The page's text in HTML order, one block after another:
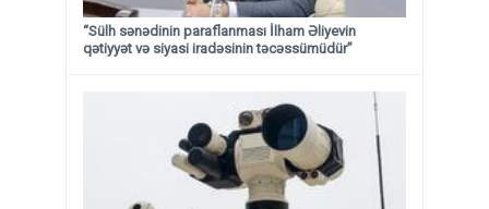
“Sülh sənədinin paraflanması İlham Əliyevin
qətiyyət və siyasi iradəsinin təcəssümüdür”